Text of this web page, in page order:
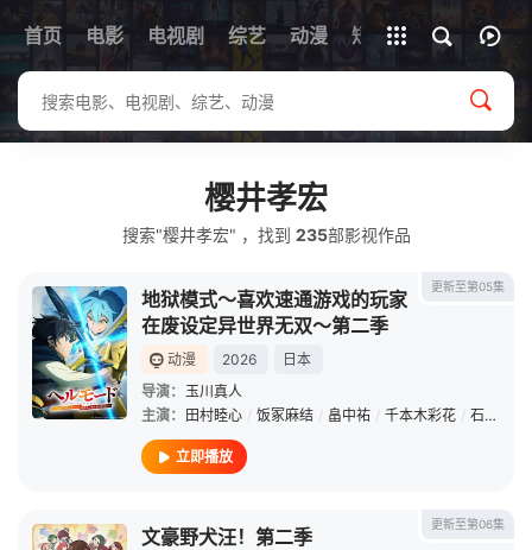
首页 电影 电视剧 综艺 动漫 短剧
全部影片
樱井孝宏
搜索"樱井孝宏" ，找到 235部影视作品
更新至第05集
地狱模式～喜欢速通游戏的玩家
在废设定异世界无双～第二季
动漫 2026
日本
导演： 玉川真人
主演：
田村睦心 / 饭冢麻结 / 畠中祐 / 千本木彩花 / 石川英郎
立即播放
更新至第06集
文豪野犬汪！第二季